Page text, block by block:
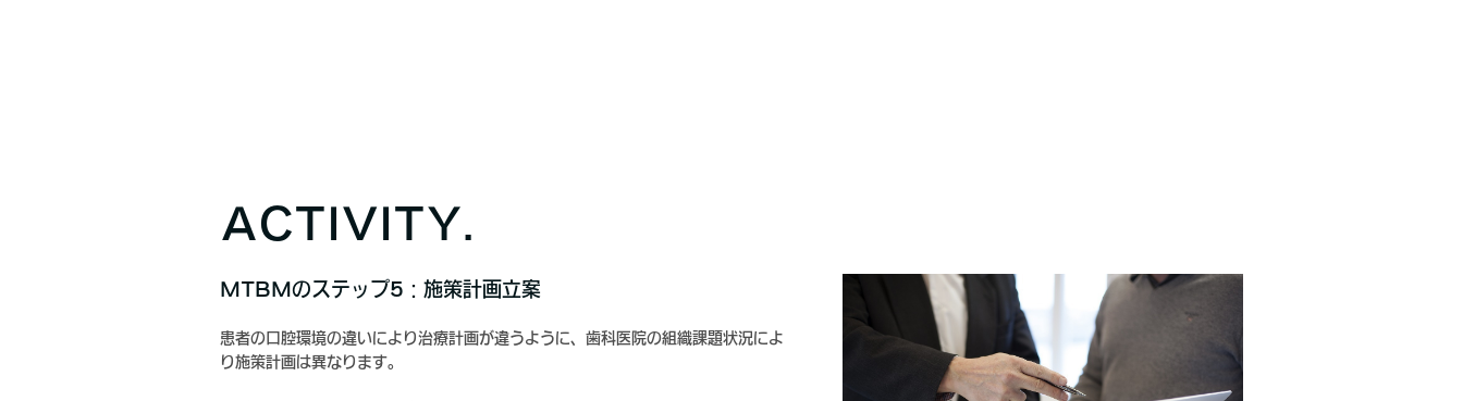
ACTIVITY.
MTBMのステップ5：施策計画立案
患者の口腔環境の違いにより治療計画が違うように、歯科医院の組織課題状況によ
り施策計画は異なります。